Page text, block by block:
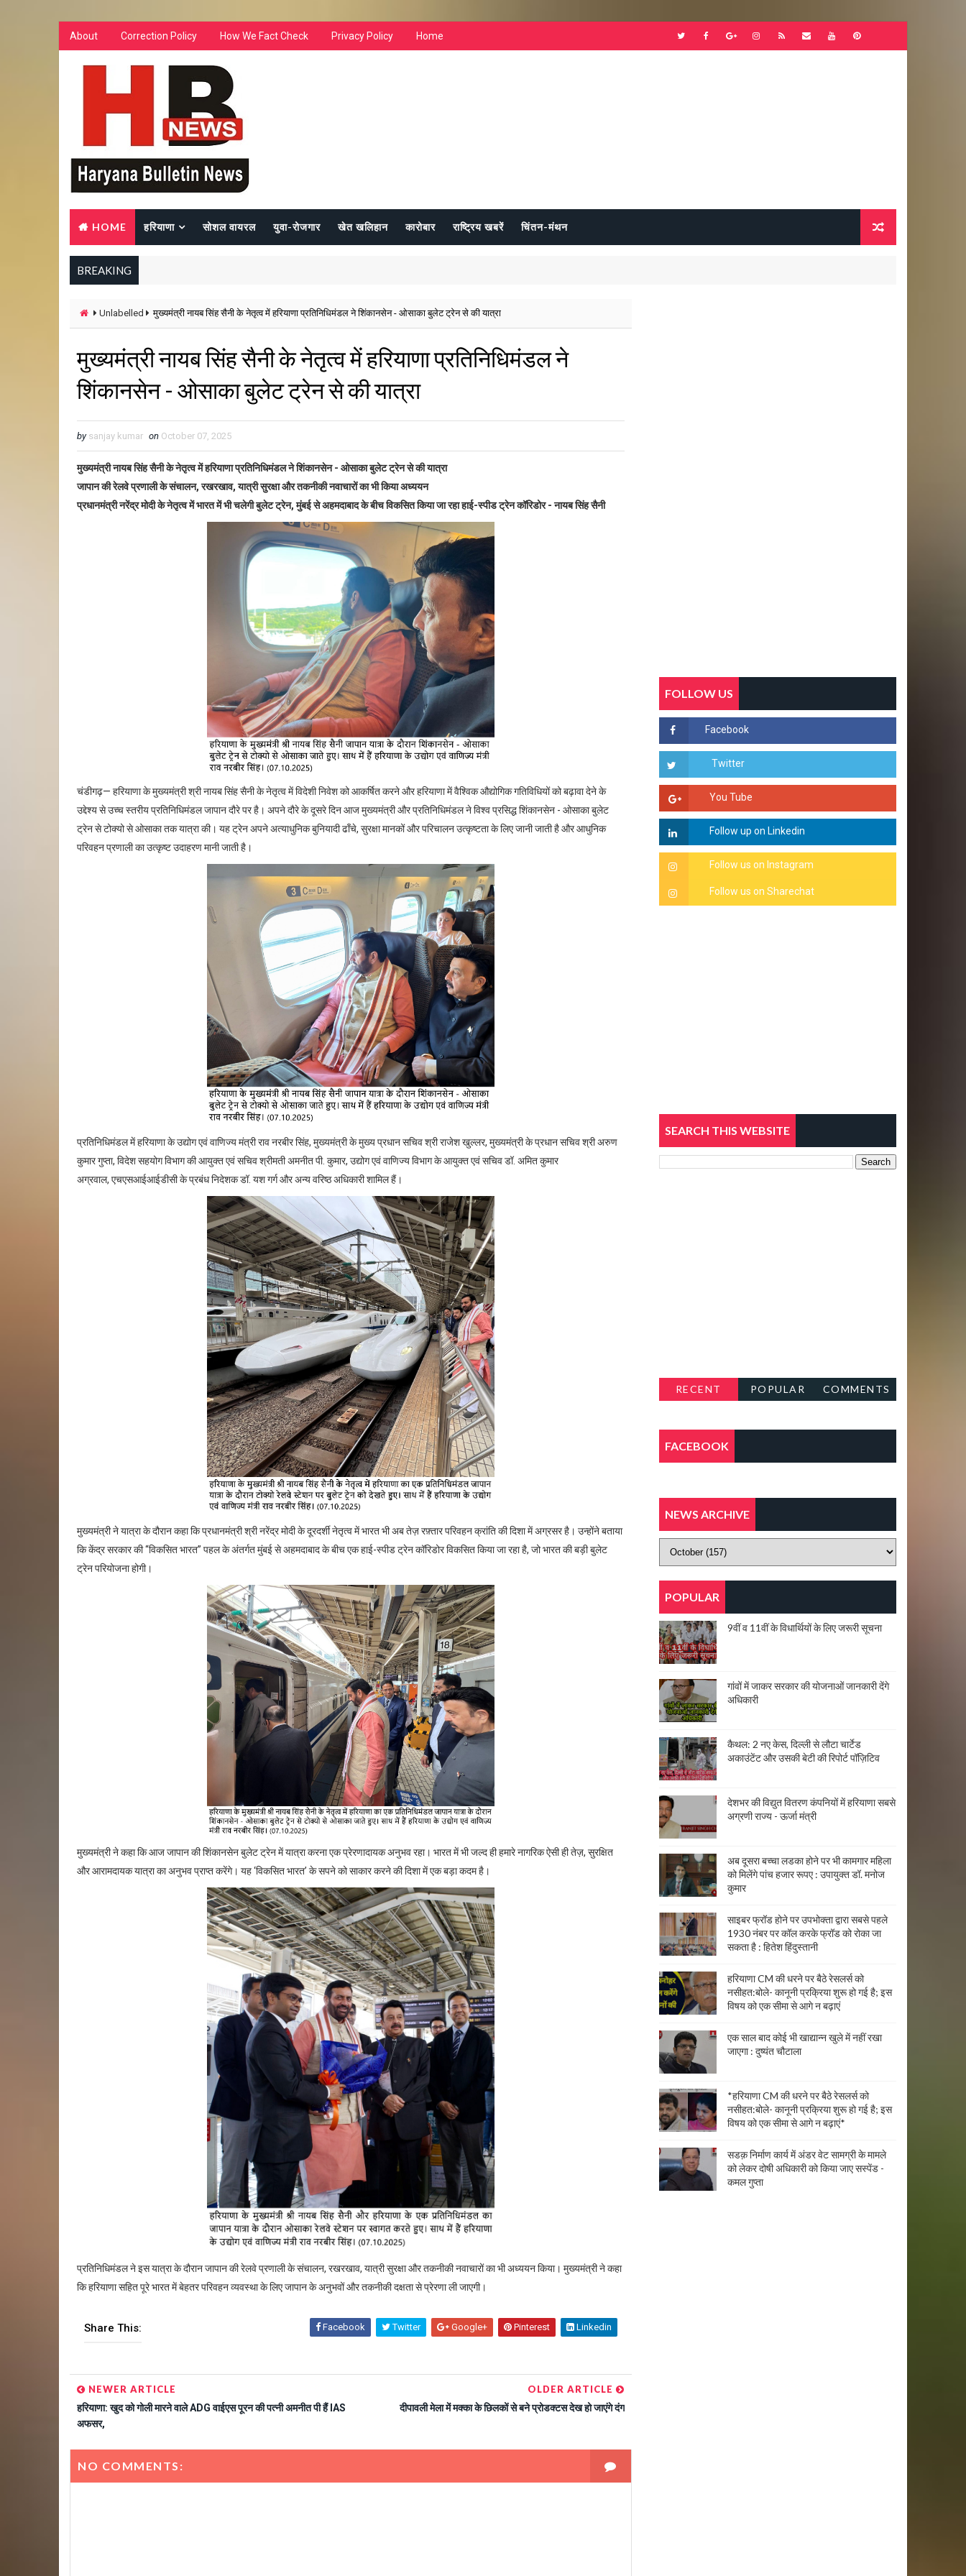
About Correction Policy How We Fact Check Privacy Policy Home
HOME हरियाणा सोशल वायरल युवा-रोजगार खेत खलिहान कारोबार राष्ट्रिय खबरें चिंतन-मंथन
BREAKING
Unlabelled मुख्यमंत्री नायब सिंह सैनी के नेतृत्व में हरियाणा प्रतिनिधिमंडल ने शिंकानसेन - ओसाका बुलेट ट्रेन से की यात्रा
मुख्यमंत्री नायब सिंह सैनी के नेतृत्व में हरियाणा प्रतिनिधिमंडल ने
शिंकानसेन - ओसाका बुलेट ट्रेन से की यात्रा
by sanjay kumar on October 07, 2025
मुख्यमंत्री नायब सिंह सैनी के नेतृत्व में हरियाणा प्रतिनिधिमंडल ने शिंकानसेन - ओसाका बुलेट ट्रेन से की यात्रा
जापान की रेलवे प्रणाली के संचालन,रखरखाव,यात्री सुरक्षा और तकनीकी नवाचारों का भी किया अध्ययन
प्रधानमंत्री नरेंद्र मोदी के नेतृत्व में भारत में भी चलेगी बुलेट ट्रेन,मुंबई से अहमदाबाद के बीच विकसित किया जा रहा हाई-स्पीड ट्रेन कॉरिडोर - नायब सिंह सैनी
चंडीगढ़— हरियाणा के मुख्यमंत्री श्री नायब सिंह सैनी के नेतृत्व में विदेशी निवेश को आकर्षितकरने और हरियाणा में वैश्विक औद्योगिक गतिविधियों को बढ़ावा देने के
उद्देश्य से उच्च स्तरीय प्रतिनिधिमंडल जापान दौरे पर है। अपने दौरे के दूसरे दिन आज मुख्यमंत्री और प्रतिनिधिमंडल ने विश्व प्रसिद्ध शिंकानसेन - ओसाका बुलेट
ट्रेन से टोक्यो से ओसाका तक यात्रा की। यह ट्रेन अपने अत्याधुनिक बुनियादी ढाँचे, सुरक्षा मानकों और परिचालन उत्कृष्टता के लिए जानी जाती है और आधुनिक
परिवहन प्रणाली का उत्कृष्ट उदाहरण मानी जाती है।
प्रतिनिधिमंडल में हरियाणा के उद्योग एवं वाणिज्य मंत्री राव नरबीर सिंह, मुख्यमंत्री के मुख्य प्रधान सचिव श्री राजेश खुल्लर, मुख्यमंत्री के प्रधान सचिव श्री अरुण
कुमार गुप्ता, विदेश सहयोग विभाग की आयुक्त एवं सचिव श्रीमती अमनीत पी. कुमार, उद्योग एवं वाणिज्य विभाग के आयुक्त एवं सचिव डॉ. अमित कुमार
अग्रवाल, एचएसआईआईडीसी के प्रबंध निदेशक डॉ. यश गर्ग और अन्य वरिष्ठ अधिकारी शामिल हैं।
मुख्यमंत्री ने यात्रा के दौरान कहा कि प्रधानमंत्री श्री नरेंद्र मोदी के दूरदर्शी नेतृत्व में भारत भी अब तेज़ रफ़्तार परिवहन क्रांति की दिशा में अग्रसर है। उन्होंने बताया
कि केंद्र सरकार की“विकसित भारत” पहल के अंतर्गत मुंबई से अहमदाबाद के बीच एक हाई-स्पीड ट्रेन कॉरिडोर विकसित किया जा रहा है, जो भारत की बड़ी बुलेट
ट्रेन परियोजना होगी।
मुख्यमंत्री ने कहा कि आज जापान की शिंकानसेन बुलेट ट्रेन में यात्रा करना एक प्रेरणादायक अनुभव रहा। भारत में भी जल्द ही हमारे नागरिक ऐसी ही तेज़, सुरक्षित
और आरामदायक यात्रा का अनुभव प्राप्त करेंगे। यह‘विकसित भारत’ के सपने को साकार करने की दिशा में एक बड़ा कदम है।
प्रतिनिधिमंडल ने इस यात्रा के दौरान जापान की रेलवे प्रणाली के संचालन, रखरखाव, यात्री सुरक्षा और तकनीकी नवाचारों का भी अध्ययन किया। मुख्यमंत्री ने कहा
कि हरियाणा सहित पूरे भारत में बेहतर परिवहन व्यवस्था के लिए जापान के अनुभवों और तकनीकी दक्षता से प्रेरणा ली जाएगी।
Share This: Facebook Twitter Google+ Pinterest Linkedin
NEWER ARTICLE
हरियाणा: खुद को गोली मारने वाले ADG वाईएस पूरन की पत्नी अमनीत पी हैं IAS
अफसर,
OLDER ARTICLE
दीपावली मेला में मक्का के छिलकों से बने प्रोडक्टस देख हो जाएंगे दंग
NO COMMENTS:
FOLLOW US
SEARCH THIS WEBSITE
RECENT POPULAR COMMENTS
FACEBOOK
NEWS ARCHIVE
POPULAR
9वीं व 11वीं के विधार्थियों के लिए जरूरी सूचना
गांवों में जाकर सरकार की योजनाओं जानकारी देंगे
अधिकारी
कैथल: 2 नए केस, दिल्ली से लौटा चार्टेड
अकाउंटेंट और उसकी बेटी की रिपोर्ट पॉज़िटिव
देशभर की विद्युत वितरण कंपनियों में हरियाणा सबसे
अग्रणी राज्य - ऊर्जा मंत्री
अब दूसरा बच्चा लडका होने पर भी कामगार महिला
को मिलेंगे पांच हजार रूपए : उपायुक्त डॉ. मनोज
कुमार
साइबर फ्रॉड होने पर उपभोक्ता द्वारा सबसे पहले
1930 नंबर पर कॉल करके फ्रॉड को रोका जा
सकता है : हितेश हिंदुस्तानी
हरियाणा CM की धरने पर बैठे रेसलर्स को
नसीहत:बोले- कानूनी प्रक्रिया शुरू हो गई है; इस
विषय को एक सीमा से आगे न बढ़ाएं
एक साल बाद कोई भी खाद्यान्न खुले में नहीं रखा
जाएगा : दुष्यंत चौटाला
*हरियाणा CM की धरने पर बैठे रेसलर्स को
नसीहत:बोले- कानूनी प्रक्रिया शुरू हो गई है; इस
विषय को एक सीमा से आगे न बढ़ाएं*
सडक़ निर्माण कार्य में अंडर वेट सामग्री के मामले
को लेकर दोषी अधिकारी को किया जाए सस्पेंड -
कमल गुप्ता